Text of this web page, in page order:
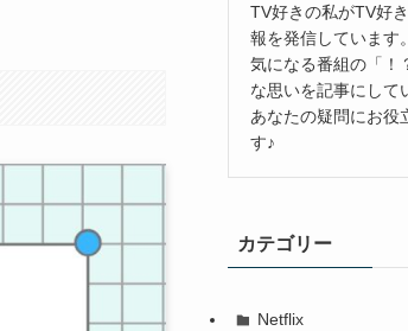
TV好きの私がTV好
報を発信しています。
気になる番組の「！
な思いを記事にして
あなたの疑問にお役
す♪
カテゴリー
Netflix